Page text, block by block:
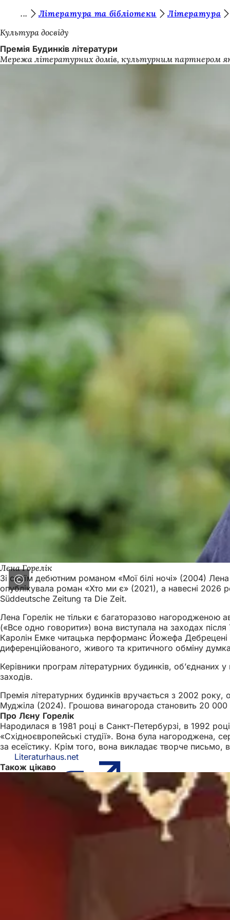
Перейти до змісту
и
т
у
Література та бібліотеки
Література
Культура досвіду
Премія Будинків літератури
Мережа літературних домів, культурним партнером
Лєна Горелік
Зі своїм дебютним романом «Мої білі ночі» (2004)
опублікувала роман «Хто ми є» (2021), а навесні 2026
Süddeutsche Zeitung та Die Zeit.
Лена Горелік не тільки є багаторазово нагородженою
(«Все одно говорити») вона виступала на заходах
Каролін Емке читацька перформанс Йожефа Дебрецені
диференційованого, живого та критичного обміну
Керівники програм літературних будинків,
заходів.
Премія літературних будинків вручається з 2002
Муджіла (2024). Грошова винагорода становить 20
Про Лєну Горелік
Народилася в 1981 році в Санкт-Петербурзі, в 1992
«Східноєвропейські студії». Вона була нагороджена,
за есеїстику. Крім того, вона викладає творче
Literaturhaus.net
новій
вкладці)
Також цікаво